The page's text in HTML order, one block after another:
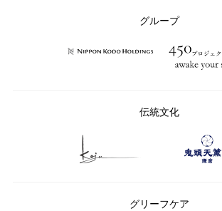
グループ
伝統文化
グリーフケア